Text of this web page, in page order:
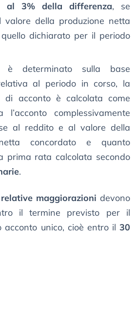
al 3% della differenza, se
valore della produzione netta
dichiarato per il periodo
è determinato sulla base
al periodo in corso, la
di acconto è calcolata come
complessivamente
al reddito e al valore della
concordato e quanto
prima rata calcolata secondo
.
maggiorazioni devono
il termine previsto per il
acconto unico, cioè entro il 30